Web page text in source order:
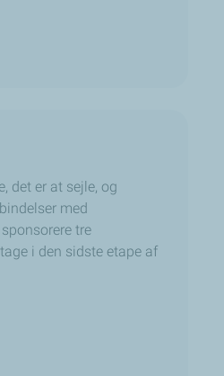
det er at sejle, og
med
tre
i den sidste etape af